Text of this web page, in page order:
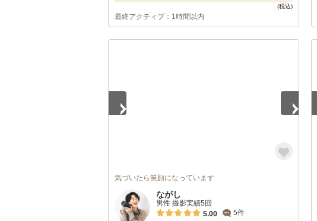
最終アクティブ：1時間以内
気づいたら笑顔になっています
ながし
男性 撮影実績5回
5.00
5件